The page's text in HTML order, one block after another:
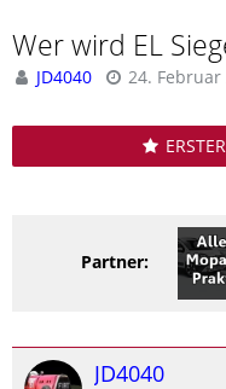
Wer wird EL
JD4040 24. Februar
Partner:
JD4040